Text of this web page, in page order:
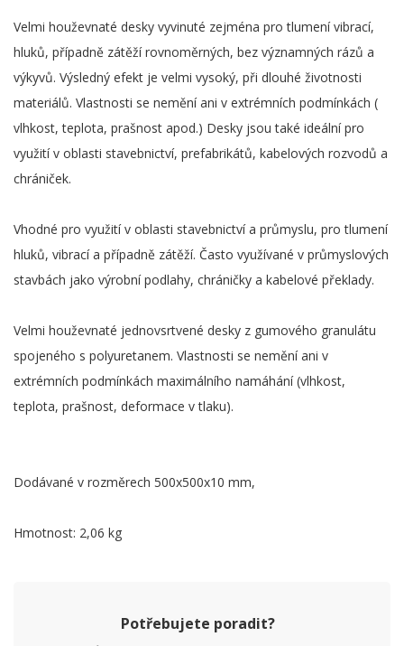
Velmi houževnaté desky vyvinuté zejména pro tlumení vibrací,
hluků, případně zátěží rovnoměrných, bez významných rázů a
výkyvů. Výsledný efekt je velmi vysoký, při dlouhé životnosti
materiálů. Vlastnosti se nemění ani v extrémních podmínkách (
vlhkost, teplota, prašnost apod.) Desky jsou také ideální pro
využití v oblasti stavebnictví, prefabrikátů, kabelových rozvodů a
chrániček.
Vhodné pro využití v oblasti stavebnictví a průmyslu, pro tlumení
hluků, vibrací a případně zátěží. Často využívané v průmyslových
stavbách jako výrobní podlahy, chráničky a kabelové překlady.
Velmi houževnaté jednovsrtvené desky z gumového granulátu
spojeného s polyuretanem. Vlastnosti se nemění ani v
extrémních podmínkách maximálního namáhání (vlhkost,
teplota, prašnost, deformace v tlaku).
Dodávané v rozměrech 500x500x10 mm,
Hmotnost: 2,06 kg
Potřebujete poradit?